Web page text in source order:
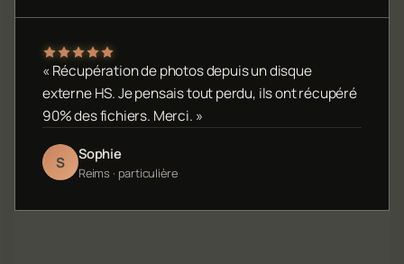
« Récupération de photos depuis un disque
externe HS. Je pensais tout perdu, ils ont récupéré
90% des fichiers. Merci. »
S Sophie
Reims · particulière